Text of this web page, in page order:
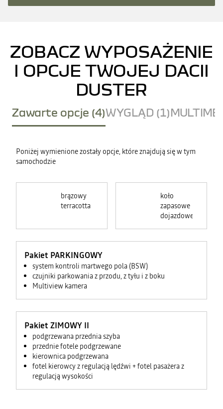
ZOBACZ WYPOSAŻENIE
I OPCJE TWOJEJ DACII
DUSTER
Zawarte opcje (4)WYGLĄD (1)
Poniżej wymienione zostały opcje, które znajdują się w tym
samochodzie
brązowy
terracotta
Pakiet PARKINGOWY
system kontroli martwego pola (BSW)
czujniki parkowania z przodu, z tyłu i z boku
Multiview kamera
Pakiet ZIMOWY II
podgrzewana przednia szyba
przednie fotele podgrzewane
kierownica podgrzewana
fotel kierowcy z regulacją lędźwi + fotel pasażera z
regulacją wysokości
koło
zapasowe
dojazdowe